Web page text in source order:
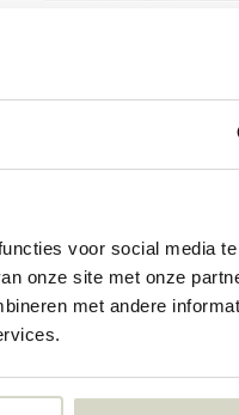
voor social media
onze site met onze
met andere